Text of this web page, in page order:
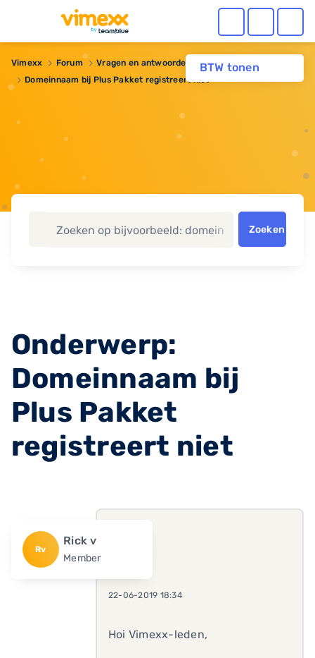
BTW tonen
Vimexx Forum Vragen en antwoorden
Domeinnaam
Domeinnaam bij Plus Pakket registreert niet
Zoeken
Onderwerp:
Domeinnaam bij
Plus Pakket
registreert niet
Rv
Rick v
Member
22-06-2019 18:34
Hoi Vimexx-leden,